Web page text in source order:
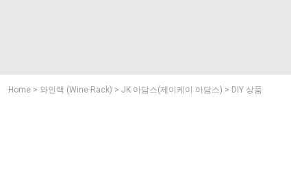
Home > 와인랙 (Wine Rack) > JK 아담스(제이케이 아담스) > DIY 상품